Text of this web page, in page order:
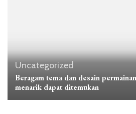
Uncategorized
Beragam tema dan desain
menarik dapat ditemukan